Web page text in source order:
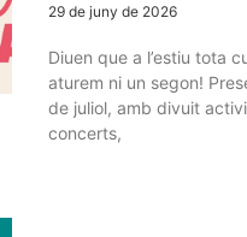
29 de juny de 2026
Diuen que a l’estiu tota
aturem ni un segon!
de juliol, amb divuit
concerts,